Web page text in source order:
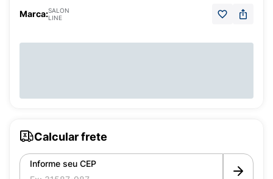
Marca:SALON
LINE
Calcular frete
Informe seu CEP